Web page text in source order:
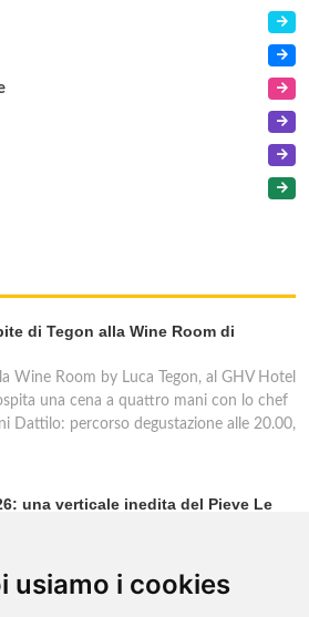
usiamo i cookies
di Tegon alla Wine Room di
Wine Room by Luca Tegon, al GHV Hotel
una cena a quattro mani con lo chef
Dattilo: percorso degustazione alle 20.00,
una verticale inedita del Pieve Le
Talosa presenta la verticale inedita del
annate dal 2016 al 2020 del Nobile di
Vinous, per ripercorrere la genesi di una